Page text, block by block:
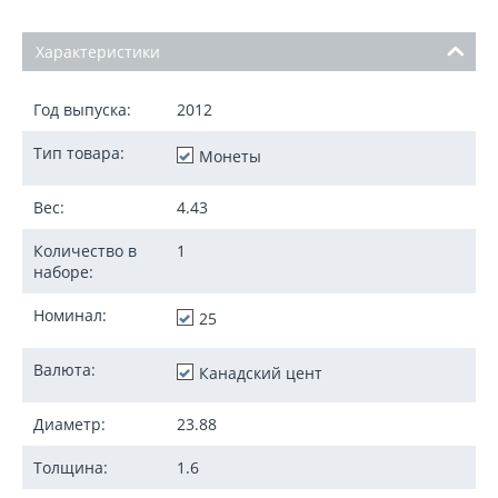
Характеристики
Год выпуска: 2012
Тип товара: Монеты
Вес: 4.43
Количество в
наборе:
1
Номинал: 25
Валюта: Канадский цент
Диаметр: 23.88
Толщина: 1.6